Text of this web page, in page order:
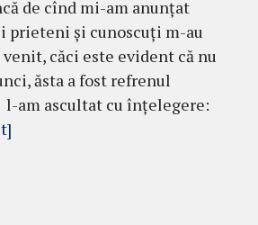
de cînd mi-am anunțat
prieteni și cunoscuți m-au
căci este evident că nu
ăsta a fost refrenul
l-am ascultat cu înțelegere: